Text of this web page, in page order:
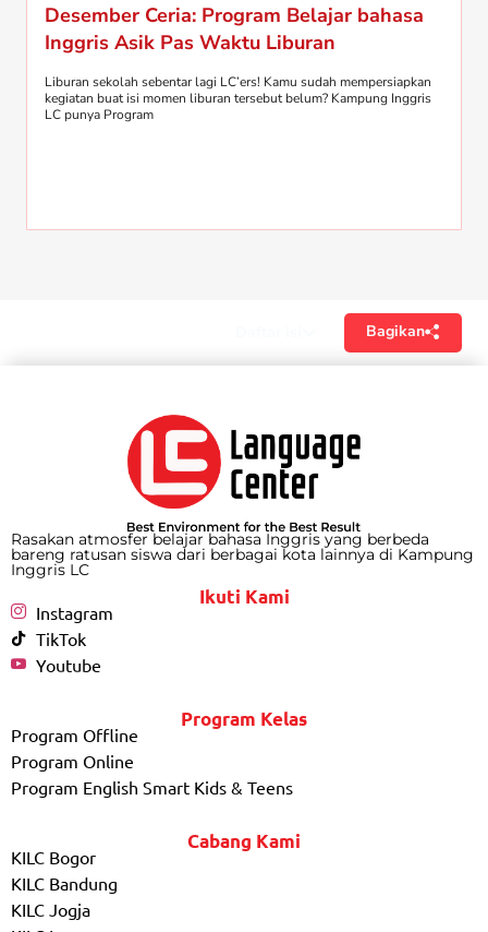
Desember Ceria: Program Belajar bahasa
Inggris Asik Pas Waktu Liburan
Liburan sekolah sebentar lagi LC’ers! Kamu sudah mempersiapkan
kegiatan buat isi momen liburan tersebut belum? Kampung Inggris
LC punya Program
Bagikan
Rasakan atmosfer belajar bahasa Inggris yang berbeda
bareng ratusan siswa dari berbagai kota lainnya di Kampung
Inggris LC
Ikuti Kami
Instagram
TikTok
Youtube
Program Kelas
Program Offline
Program Online
Program English Smart Kids & Teens
Cabang Kami
KILC Bogor
KILC Bandung
KILC Jogja